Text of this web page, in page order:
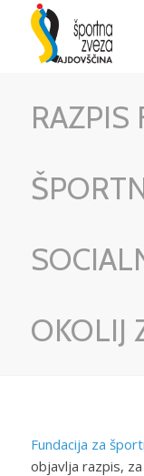
RAZPIS
OKOLIJ
Fundacija za
objavlja razpis,